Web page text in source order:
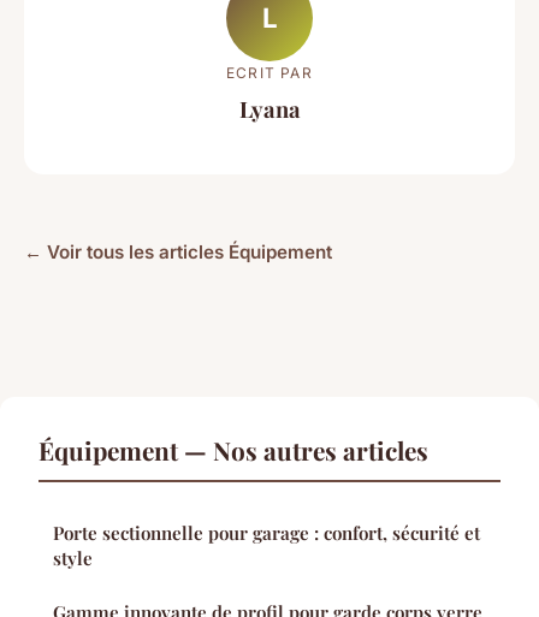
L
ECRIT PAR
Lyana
← Voir tous les articles Équipement
Équipement — Nos autres articles
Porte sectionnelle pour garage : confort, sécurité et
style
Gamme innovante de profil pour garde corps verre